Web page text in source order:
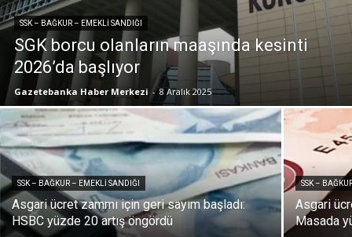
SSK – BAĞKUR – EMEKLI SANDIĞI
SGK borcu olanların maaşında kesinti
2026’da başlıyor
Gazetebanka Haber Merkezi - 8 Aralık 2025
SSK – BAĞKUR – EMEKLI SANDIĞI
Asgari ücret zammı için geri sayım başladı:
HSBC yüzde 20 artış öngördü
SSK –
Asgari
Masada